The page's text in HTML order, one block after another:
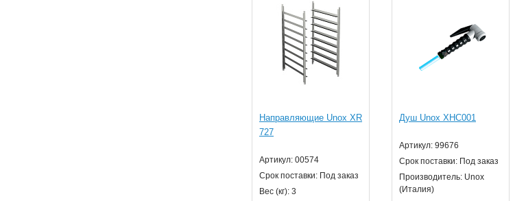
Направляющие Unox XR
727
Артикул: 00574
Срок поставки: Под заказ
Вес (кг): 3
Душ Unox XHC001
Артикул: 99676
Срок поставки: Под заказ
Производитель: Unox
(Италия)